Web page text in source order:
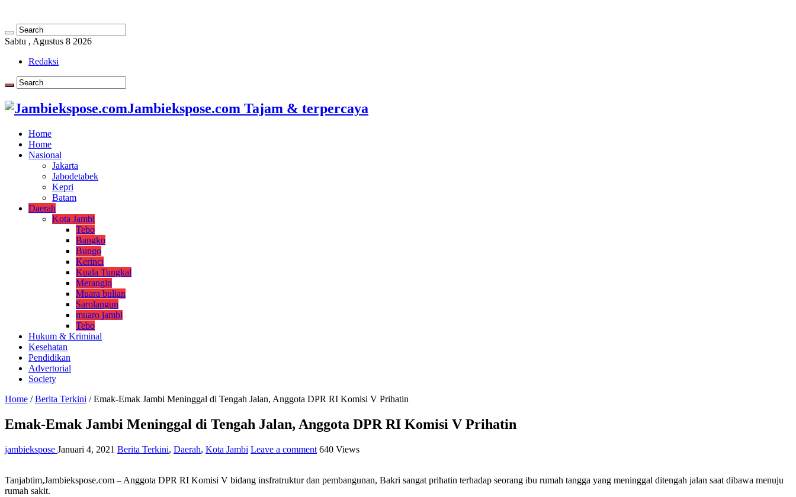
Sabtu , Agustus 8 2026
Redaksi
Jambiekspose.com Tajam & terpercaya
Home
Home
Nasional
Jakarta
Jabodetabek
Kepri
Batam
Daerah
Kota Jambi
Tebo
Bangko
Bungo
Kerinci
Kuala Tungkal
Merangin
Muara bulian
Sarolangun
muaro jambi
Tebo
Hukum & Kriminal
Kesehatan
Pendidikan
Advertorial
Society
Home / Berita Terkini / Emak-Emak Jambi Meninggal di Tengah Jalan, Anggota DPR RI Komisi V Prihatin
Emak-Emak Jambi Meninggal di Tengah Jalan, Anggota DPR RI Komisi V Prihatin
jambiekspose Januari 4, 2021 Berita Terkini, Daerah, Kota Jambi Leave a comment 640 Views
Tanjabtim,Jambiekspose.com – Anggota DPR RI Komisi V bidang insfratruktur dan pembangunan, Bakri sangat prihatin terhadap seorang ibu rumah tangga yang meninggal ditengah jalan saat dibawa menuju
rumah sakit.